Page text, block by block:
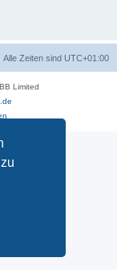
Alle Zeiten sind UTC+01:00
Limited